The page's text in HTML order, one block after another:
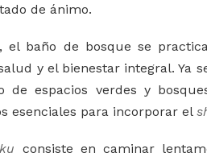
de ánimo.
el baño de bosque se
y el bienestar integral. Ya
de espacios verdes y
esenciales para incorporar el
consiste en caminar